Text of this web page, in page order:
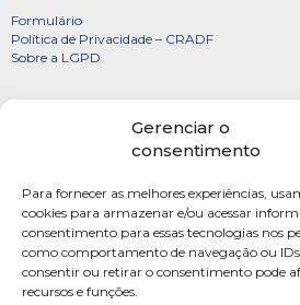
Gerenciar o
consentimento
Para fornecer as melhores experiências,
cookies para armazenar e/ou acessar
consentimento para essas tecnologias nos
como comportamento de navegação ou IDs
consentir ou retirar o consentimento pode
recursos e funções.
Formulário
Política de Privacidade – CRADF
Sobre a LGPD
Diretoria
FOTOS
Webmail
Artigos